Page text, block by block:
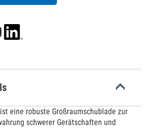
eine robuste Großraumschublade zur
schwerer Gerätschaften und